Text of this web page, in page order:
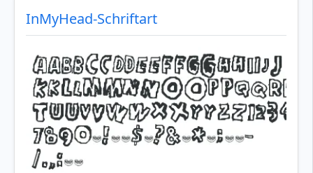
InMyHead-Schriftart